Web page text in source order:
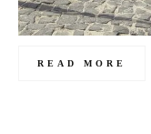
READ MORE